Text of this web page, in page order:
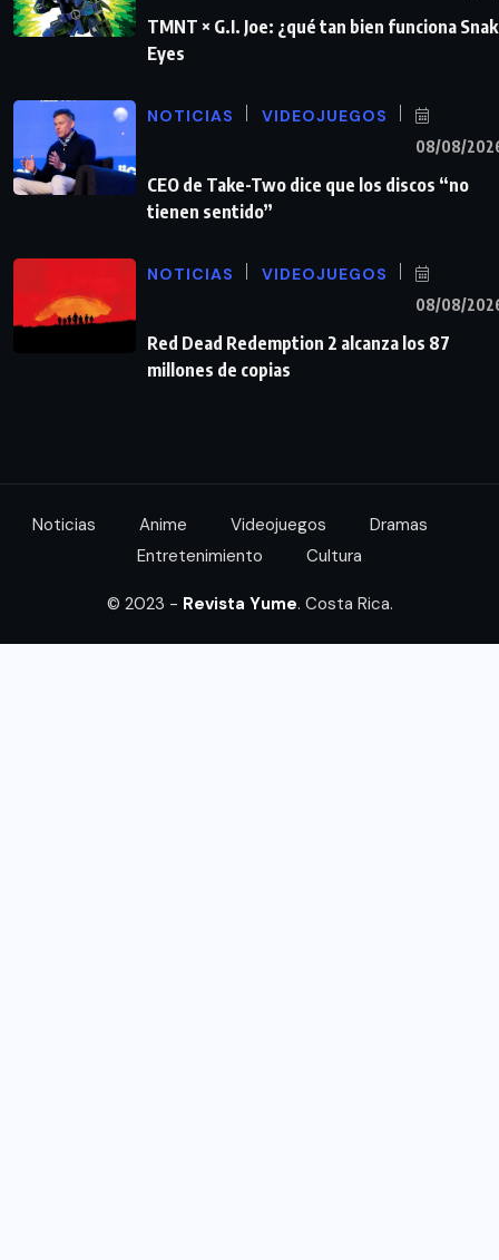
TMNT × G.I. Joe: ¿qué tan bien funciona
Eyes
NOTICIAS VIDEOJUEGOS
08/08/
CEO de Take-Two dice que los discos “no
tienen sentido”
NOTICIAS VIDEOJUEGOS
08/08/
Red Dead Redemption 2 alcanza los 87
millones de copias
Noticias Anime Videojuegos
Dramas
Entretenimiento
Cultura
© 2023 - Revista Yume. Costa Rica.